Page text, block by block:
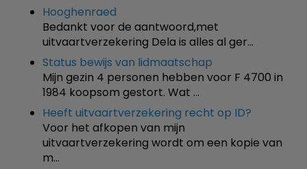
Hooghenraed
Bedankt voor de aantwoord,met
uitvaartverzekering Dela is alles al ger…
Status bewijs van lidmaatschap
Mijn gezin 4 personen hebben voor F 4700 in
1984 koopsom gestort. Wat …
Heeft uitvaartverzekering recht op ID?
Voor het afkopen van mijn
uitvaartverzekering wordt om een kopie van
m…